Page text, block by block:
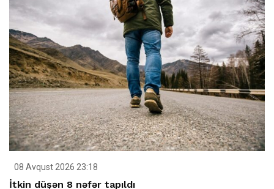
08 Avqust 2026 23:18
İtkin düşən 8 nəfər tapıldı